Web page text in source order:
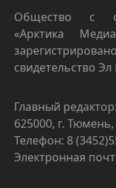
Общество с
«Арктика
свидетельство
Главный
625000, г.
Телефон: 8
Электронная